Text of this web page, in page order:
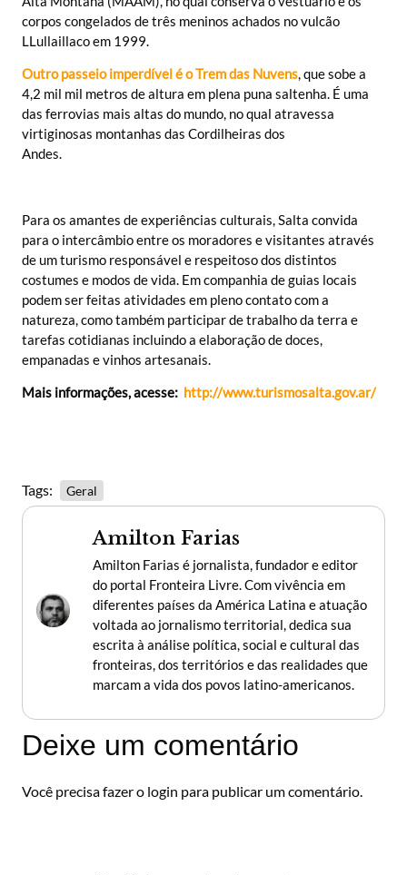
corpos congelados de três meninos achados no vulcão
LLullaillaco em 1999.
Outro passeio imperdível é o Trem das Nuvens, que sobe a
4,2 mil mil metros de altura em plena puna saltenha. É uma
das ferrovias mais altas do mundo, no qual atravessa
virtiginosas montanhas das Cordilheiras dos
Andes.
Para os amantes de experiências culturais, Salta convida
para o intercâmbio entre os moradores e visitantes através
de um turismo responsável e respeitoso dos distintos
costumes e modos de vida. Em companhia de guias locais
podem ser feitas atividades em pleno contato com a
natureza, como também participar de trabalho da terra e
tarefas cotidianas incluindo a elaboração de doces,
empanadas e vinhos artesanais.
Mais informações, acesse: http://www.turismosalta.gov.ar/
Tags: Geral
Amilton Farias
Amilton Farias é jornalista, fundador e editor
do portal Fronteira Livre. Com vivência em
diferentes países da América Latina e atuação
voltada ao jornalismo territorial, dedica sua
escrita à análise política, social e cultural das
fronteiras, dos territórios e das realidades que
marcam a vida dos povos latino-americanos.
Deixe um comentário
Você precisa fazer o login para publicar um comentário.